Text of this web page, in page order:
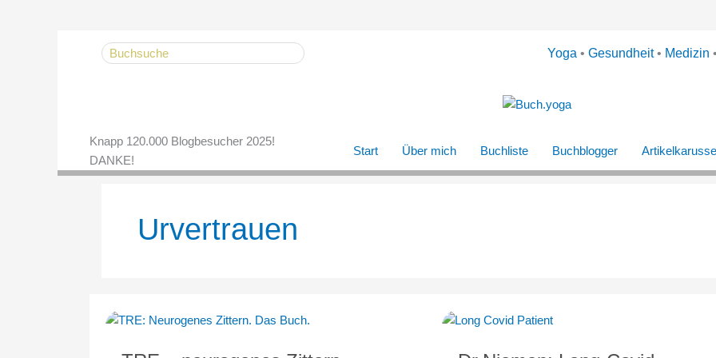
Search
for:
Yoga • Gesundheit• Medizin •
Knapp 120.000 Blogbesucher 2025!
DANKE!
Start Über mich Buchliste Buchblogger
Urvertrauen